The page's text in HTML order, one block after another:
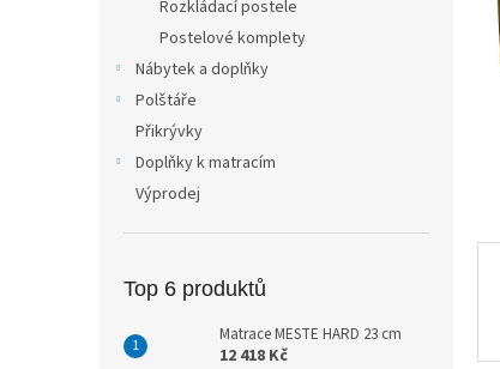
Rozkládací postele
Postelové komplety
Nábytek a doplňky
Polštáře
Přikrývky
Doplňky k matracím
Výprodej
Top 6 produktů
Matrace MESTE HARD 23 cm
12 418 Kč